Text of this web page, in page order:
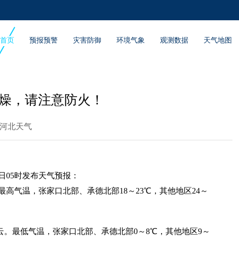
首页 预报预警 灾害防御 环境气象 观测数据 天气地图
，请注意防火！
河北天气
05时发布天气预报：
高气温，张家口北部、承德北部18～23℃，其他地区24～
。最低气温，张家口北部、承德北部0～8℃，其他地区9～